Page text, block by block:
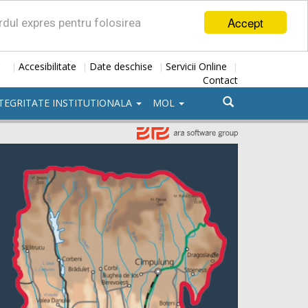
Accept
expres pentru folosirea
| Accesibilitate | Date deschise | Servicii Online |
Contact
INSTITUTIONALA MOL